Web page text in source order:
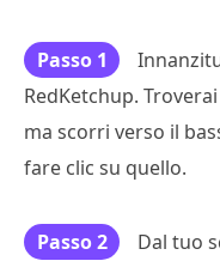
Passo 1
RedKetchup.
ma scorri verso il
fare clic su quello.
Passo 2 Dal tuo